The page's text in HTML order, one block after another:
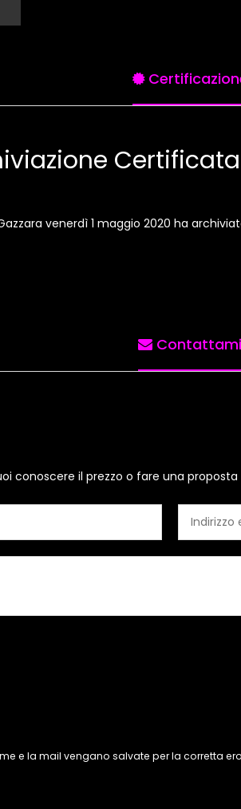
venerdì 1 maggio 2020 ha
Contattami
conoscere il prezzo o fare una
e la mail vengano salvate per la corretta